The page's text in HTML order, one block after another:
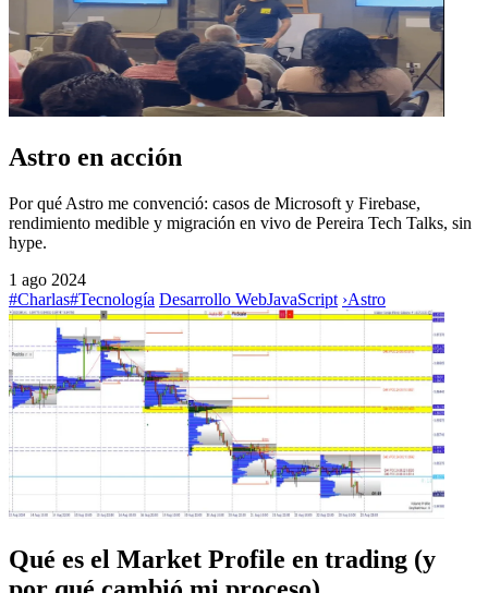
Astro en acción
Por qué Astro me convenció: casos de Microsoft y Firebase,
rendimiento medible y migración en vivo de Pereira Tech Talks, sin
hype.
1 ago 2024
#Charlas#Tecnología Desarrollo WebJavaScript ›Astro
Qué es el Market Profile en trading (y